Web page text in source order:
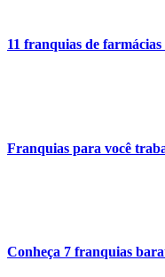
11 franquias de
Franquias para você
Conheça 7 franquias